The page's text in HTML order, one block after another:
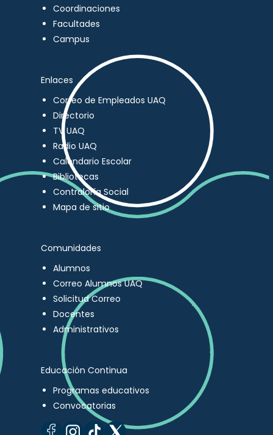
Coordinaciones
Facultades
Campus
Enlaces
Correo de Empleados UAQ
Directorio
TV UAQ
Radio UAQ
Calendario Escolar
Bibliotecas
Contraloría Social
Mapa de sitio
Comunidades
Alumnos
Correo Alumnos UAQ
Solicitud Correo
Docentes
Administrativos
Educación Continua
Programas educativos
Convocatorias